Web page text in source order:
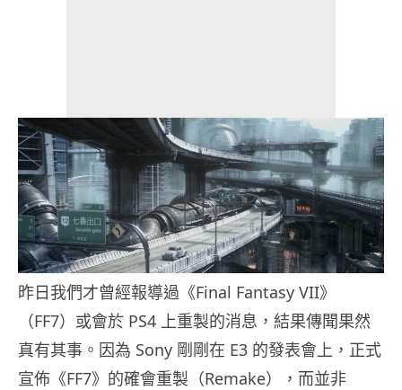
昨日我們才曾經報導過《Final Fantasy VII》
（FF7）或會於 PS4 上重製的消息，結果傳聞果然
真有其事。因為 Sony 剛剛在 E3 的發表會上，正式
宣佈《FF7》的確會重製（Remake），而並非